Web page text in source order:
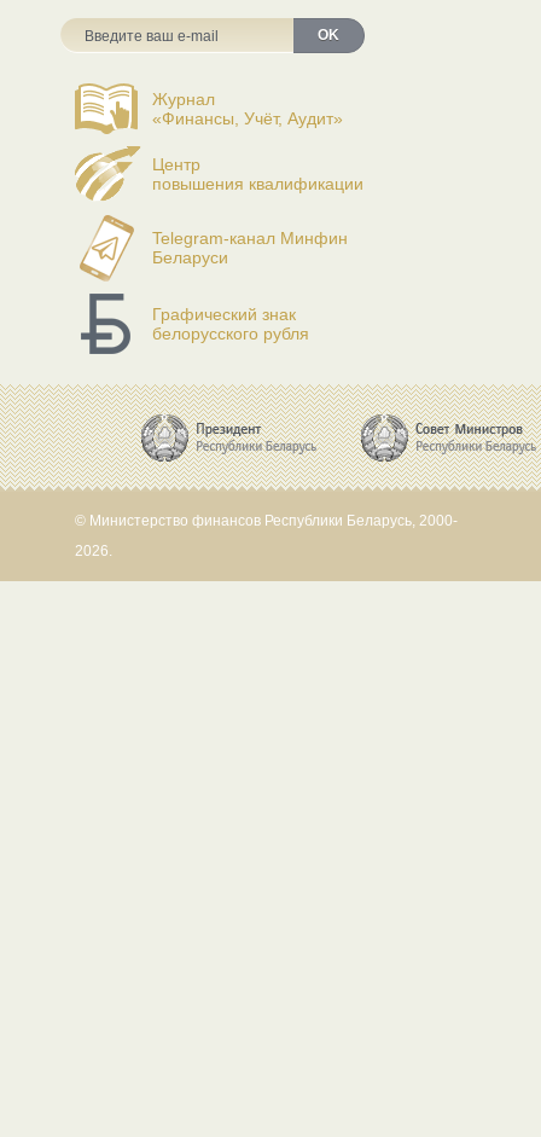
OK
Журнал
«Финансы, Учёт, Аудит»
Центр
повышения квалификации
Telegram-канал Минфин
Беларуси
Графический знак
белорусского рубля
© Министерство финансов Республики Беларусь, 2000-
2026.